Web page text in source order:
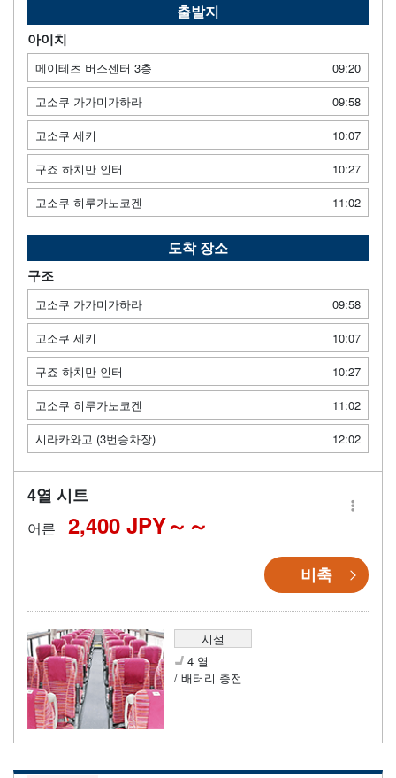
출발지
아이치
메이테츠 버스센터 3층
09:20
고소쿠 가가미가하라
09:58
고소쿠 세키
10:07
구죠 하치만 인터
10:27
고소쿠 히루가노코겐
11:02
도착 장소
구조
고소쿠 가가미가하라
09:58
고소쿠 세키
10:07
구죠 하치만 인터
10:27
고소쿠 히루가노코겐
11:02
시라카와고 (3번승차장)
12:02
4열 시트
어른 2,400 JPY～
비축
시설
4 열
/ 배터리 충전